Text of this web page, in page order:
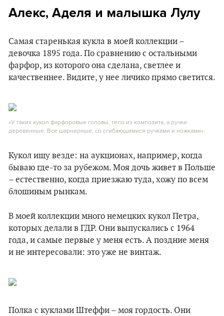
Алекс, Аделя и малышка Лулу
Самая старенькая кукла в моей коллекции –
девочка 1895 года. По сравнению с остальными
фарфор, из которого она сделана, светлее и
качественнее. Видите, у нее личико прямо светится.
«У таких кукол фарфоровые головы, тело из композита, а ручки
деревянные. Все шарнирные, со сгибающимися ручками и ножками».
Кукол ищу везде: на аукционах, например, когда
бываю где-то за рубежом. Моя дочь живет в Польше
– естественно, когда приезжаю туда, хожу по всем
блошиным рынкам.
В моей коллекции много немецких кукол Петра,
которых делали в ГДР. Они выпускались с 1964
года, и самые первые у меня есть. А поздние меня
и не интересовали: это уже не винтаж.
Полка с куклами Штеффи – моя гордость. Они